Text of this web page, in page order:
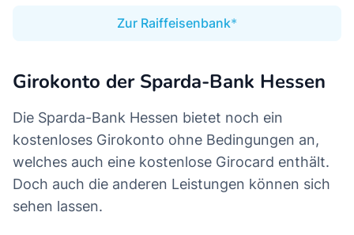
Zur Raiffeisenbank
Girokonto der Sparda-Bank Hessen
Die Sparda-Bank Hessen bietet noch ein
kostenloses Girokonto ohne Bedingungen an,
welches auch eine kostenlose Girocard enthält.
Doch auch die anderen Leistungen können sich
sehen lassen.